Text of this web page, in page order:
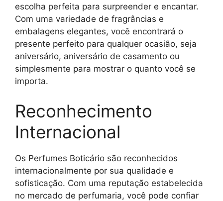
escolha perfeita para surpreender e encantar.
Com uma variedade de fragrâncias e
embalagens elegantes, você encontrará o
presente perfeito para qualquer ocasião, seja
aniversário, aniversário de casamento ou
simplesmente para mostrar o quanto você se
importa.
Reconhecimento
Internacional
Os Perfumes Boticário são reconhecidos
internacionalmente por sua qualidade e
sofisticação. Com uma reputação estabelecida
no mercado de perfumaria, você pode confiar